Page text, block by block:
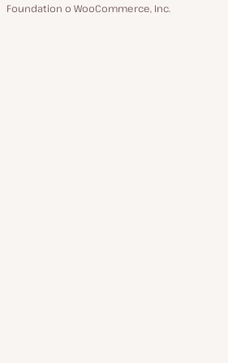
Foundation o WooCommerce, Inc.